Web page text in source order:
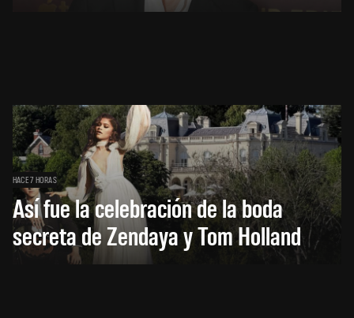
HACE 7 HORAS
Así fue la celebración de la boda
secreta de Zendaya y Tom Holland